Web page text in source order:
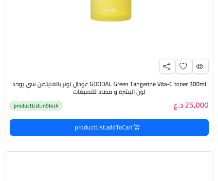
GOODAL Green Tangerine Vita-C toner 300ml غودال تونر بالفايتمن سي يوحد
لون البشرة و مضاد للتصبغات
25,000 د.ع productList.inStock
productList.addToCart